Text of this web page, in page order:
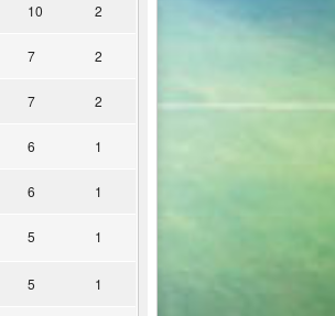
10 2
7 2
7 2
6 1
6 1
5 1
5 1